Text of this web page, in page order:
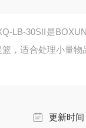
LB-30SII是
，适合处理小量
更新时间